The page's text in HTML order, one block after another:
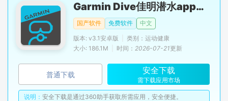
Garmin Dive佳明潜水app官方最新版
国产软件 免费软件
中文
版本: v3.1安卓版
类别：运动健康
大小: 186.1M
时间： 2026-07-21更新
普通下载 安全下载
需下载应用市场
说明： 安全下载是通过360助手获取所需应用，安全便捷。